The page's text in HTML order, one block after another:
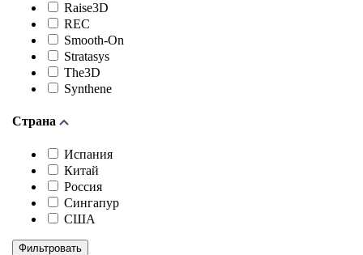
Raise3D
REC
Smooth-On
Stratasys
The3D
Synthene
Страна
Испания
Китай
Россия
Сингапур
США
Фильтровать